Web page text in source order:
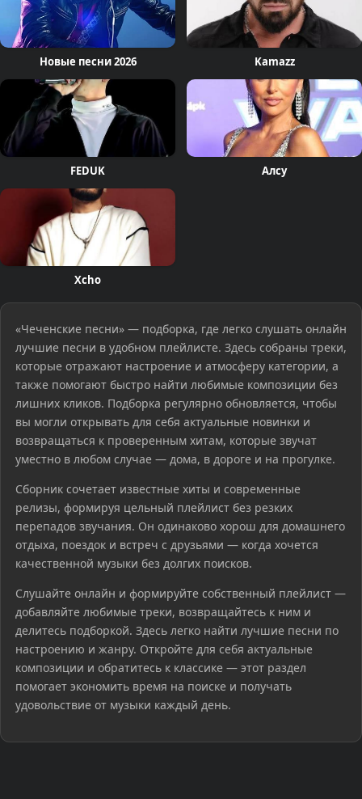
Новые песни 2026 Kamazz
FEDUK Алсу
Xcho
«Чеченские песни» — подборка, где легко слушать онлайн
лучшие песни в удобном плейлисте. Здесь собраны треки,
которые отражают настроение и атмосферу категории, а
также помогают быстро найти любимые композиции без
лишних кликов. Подборка регулярно обновляется, чтобы
вы могли открывать для себя актуальные новинки и
возвращаться к проверенным хитам, которые звучат
уместно в любом случае — дома, в дороге и на прогулке.
Сборник сочетает известные хиты и современные
релизы, формируя цельный плейлист без резких
перепадов звучания. Он одинаково хорош для домашнего
отдыха, поездок и встреч с друзьями — когда хочется
качественной музыки без долгих поисков.
Слушайте онлайн и формируйте собственный плейлист —
добавляйте любимые треки, возвращайтесь к ним и
делитесь подборкой. Здесь легко найти лучшие песни по
настроению и жанру. Откройте для себя актуальные
композиции и обратитесь к классике — этот раздел
помогает экономить время на поиске и получать
удовольствие от музыки каждый день.